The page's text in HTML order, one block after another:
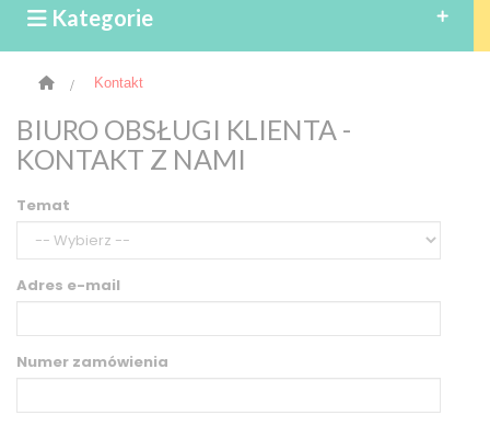
Kategorie
> Kontakt
BIURO OBSŁUGI KLIENTA -
KONTAKT Z NAMI
Temat
Adres e-mail
Numer zamówienia